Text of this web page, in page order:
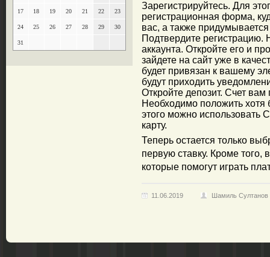
17 18 19 20 21 22 23
24 25 26 27 28 29 30
31
Зарегистрируйтесь. Для
регистрационная форма,
вас, а также
Подтвердите регистрацию.
аккаунта. Откройте его и
зайдете на сайт уже в
будет привязан к вашему
будут приходить
Откройте депозит. Счет вам
Необходимо положить
этого можно
карту.
Теперь остается только
первую ставку. Кроме
которые помогут играть
11.06.2019 Шамиль Султанов